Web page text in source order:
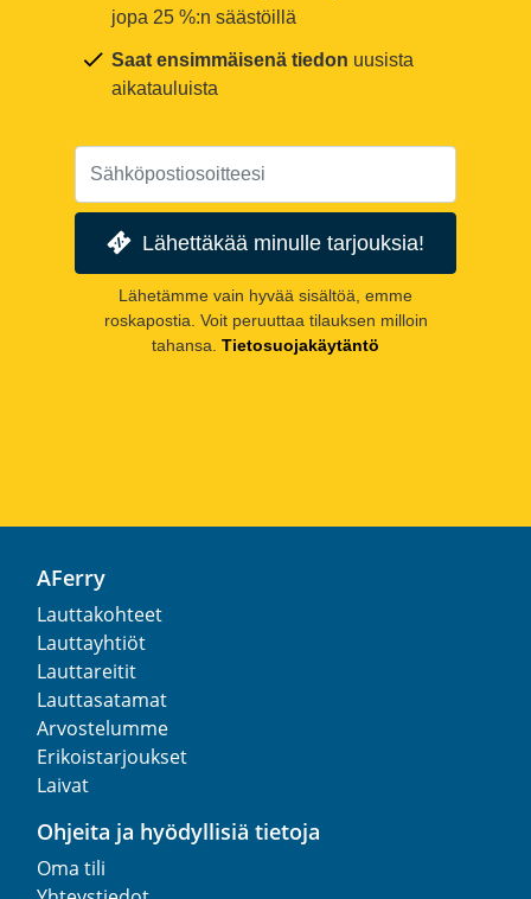
jopa 25 %:n säästöillä
Saat ensimmäisenä tiedon uusista
aikatauluista
Lähettäkää minulle tarjouksia!
Lähetämme vain hyvää sisältöä, emme
roskapostia. Voit peruuttaa tilauksen milloin
tahansa. Tietosuojakäytäntö
AFerry
Lauttakohteet
Lauttayhtiöt
Lauttareitit
Lauttasatamat
Arvostelumme
Erikoistarjoukset
Laivat
Ohjeita ja hyödyllisiä tietoja
Oma tili